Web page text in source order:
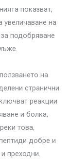
показват,
увеличаване на
подобряване
на
странични
реакции
и болка,
това,
добре и
преходни.